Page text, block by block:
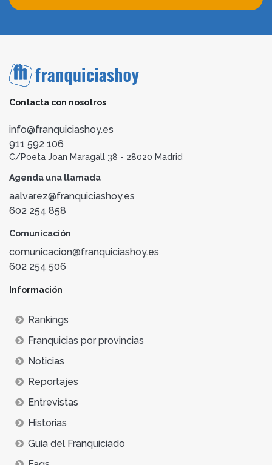
Contacta con nosotros
info@franquiciashoy.es
911 592 106
C/Poeta Joan Maragall 38 - 28020 Madrid
Agenda una llamada
aalvarez@franquiciashoy.es
602 254 858
Comunicación
comunicacion@franquiciashoy.es
602 254 506
Información
Rankings
Franquicias por provincias
Noticias
Reportajes
Entrevistas
Historias
Guía del Franquiciado